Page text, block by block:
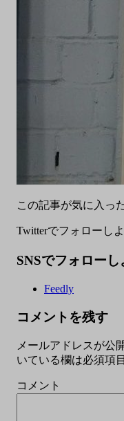
この記事が気に入っ
Twitterでフォローし
SNSでフォローし
Feedly
コメントを残す
メールアドレスが公
いている欄は必須項
コメント